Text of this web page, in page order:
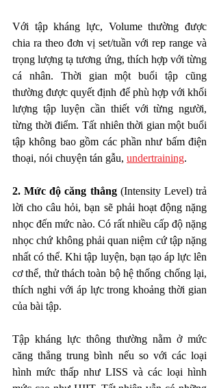
Với tập kháng lực, Volume thường được
chia ra theo đơn vị set/tuần với rep range và
trọng lượng tạ tương ứng, thích hợp với từng
cá nhân. Thời gian một buổi tập cũng
thường được quyết định để phù hợp với khối
lượng tập luyện cần thiết với từng người,
từng thời điểm. Tất nhiên thời gian một buổi
tập không bao gồm các phần như bấm điện
thoại, nói chuyện tán gẫu, undertraining.
2. Mức độ căng thẳng (Intensity Level) trả
lời cho câu hỏi, bạn sẽ phải hoạt động nặng
nhọc đến mức nào. Có rất nhiều cấp độ nặng
nhọc chứ không phải quan niệm cứ tập nặng
nhất có thể. Khi tập luyện, bạn tạo áp lực lên
cơ thể, thử thách toàn bộ hệ thống chống lại,
thích nghi với áp lực trong khoảng thời gian
của bài tập.
Tập kháng lực thông thường nằm ở mức
căng thẳng trung bình nếu so với các loại
hình mức thấp như LISS và các loại hình